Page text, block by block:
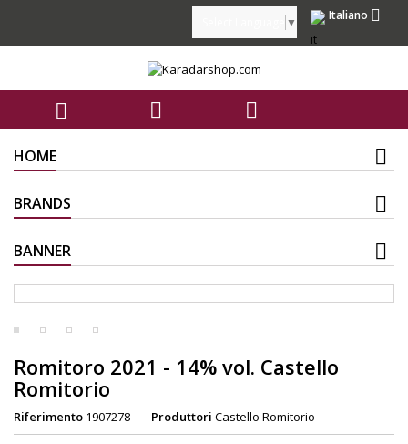
Italiano 
▼
  
HOME
BRANDS
BANNER
Romitoro 2021 - 14% vol. Castello
Romitorio
Riferimento 1907278 Produttori Castello Romitorio